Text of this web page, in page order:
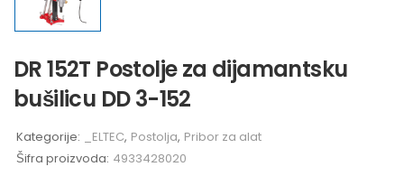
DR 152T Postolje za dijamantsku
bušilicu DD 3-152
Kategorije: _ELTEC, Postolja, Pribor za alat
Šifra proizvoda: 4933428020